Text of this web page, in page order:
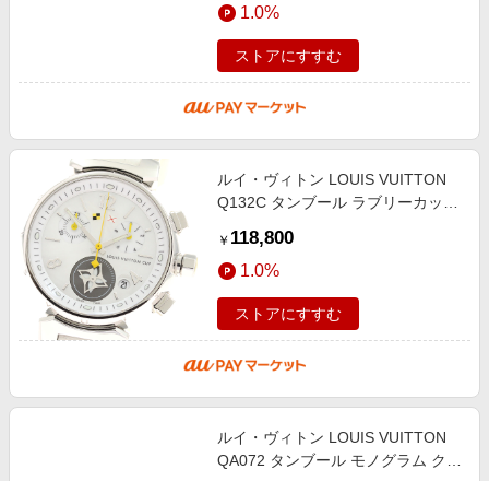
1.0%
ストアにすすむ
ルイ・ヴィトン LOUIS VUITTON
Q132C タンブール ラブリーカップ
ィース 箱付き_944900
￥ 118,800
1.0%
ストアにすすむ
ルイ・ヴィトン LOUIS VUITTON
QA072 タンブール モノグラム クォ